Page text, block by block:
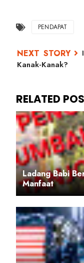
PENDAPAT
Kanak-Kanak?
Ladang Babi
Manfaat